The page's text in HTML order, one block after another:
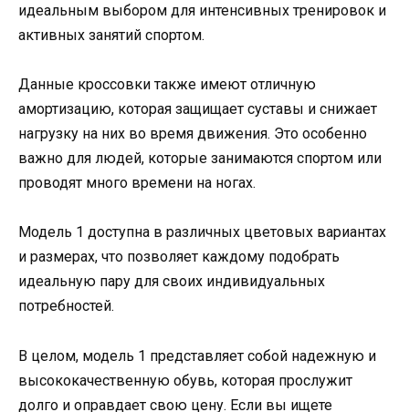
идеальным выбором для интенсивных тренировок и
активных занятий спортом.
Данные кроссовки также имеют отличную
амортизацию, которая защищает суставы и снижает
нагрузку на них во время движения. Это особенно
важно для людей, которые занимаются спортом или
проводят много времени на ногах.
Модель 1 доступна в различных цветовых вариантах
и размерах, что позволяет каждому подобрать
идеальную пару для своих индивидуальных
потребностей.
В целом, модель 1 представляет собой надежную и
высококачественную обувь, которая прослужит
долго и оправдает свою цену. Если вы ищете